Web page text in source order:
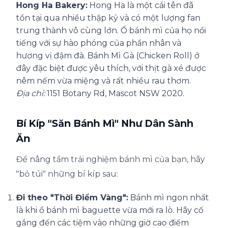
Hong Ha Bakery: Hong Ha là một cái tên đã
tồn tại qua nhiều thập kỷ và có một lượng fan
trung thành vô cùng lớn. Ổ bánh mì của họ nổi
tiếng với sự hào phóng của phần nhân và
hương vị đậm đà. Bánh Mì Gà (Chicken Roll) ở
đây đặc biệt được yêu thích, với thịt gà xé được
nêm nếm vừa miệng và rất nhiều rau thơm.
Địa chỉ:1151 Botany Rd, Mascot NSW 2020.
Bí Kíp "Săn Bánh Mì" Như Dân Sành
Ăn
Để nâng tầm trải nghiệm bánh mì của bạn, hãy
"bỏ túi" những bí kíp sau:
Đi theo "Thời Điểm Vàng": Bánh mì ngon nhất
là khi ổ bánh mì baguette vừa mới ra lò. Hãy cố
gắng đến các tiệm vào những giờ cao điểm